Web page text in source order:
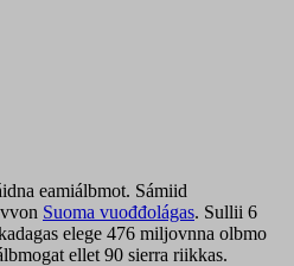
eamiálbmot. Sámiid
Suoma vuođđolágas. Sullii 6
elege 476 miljovnna olbmo
ellet 90 sierra riikkas.